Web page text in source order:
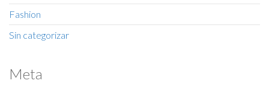
Fashion
Sin categorizar
Meta